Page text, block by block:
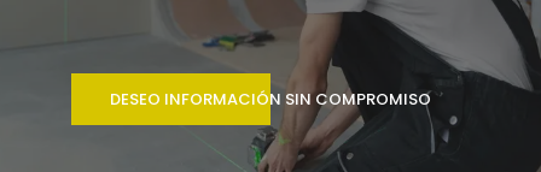
DESEO INFORMACIÓN SIN COMPROMISO